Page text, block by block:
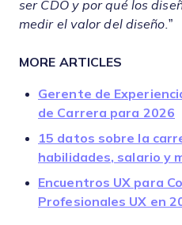
ser CDO y por qué los
medir el valor del diseño. ”
MORE ARTICLES
Gerente de
de Carrera para 2026
15 datos sobre la
habilidades, salario y
Encuentros UX para
Profesionales UX en